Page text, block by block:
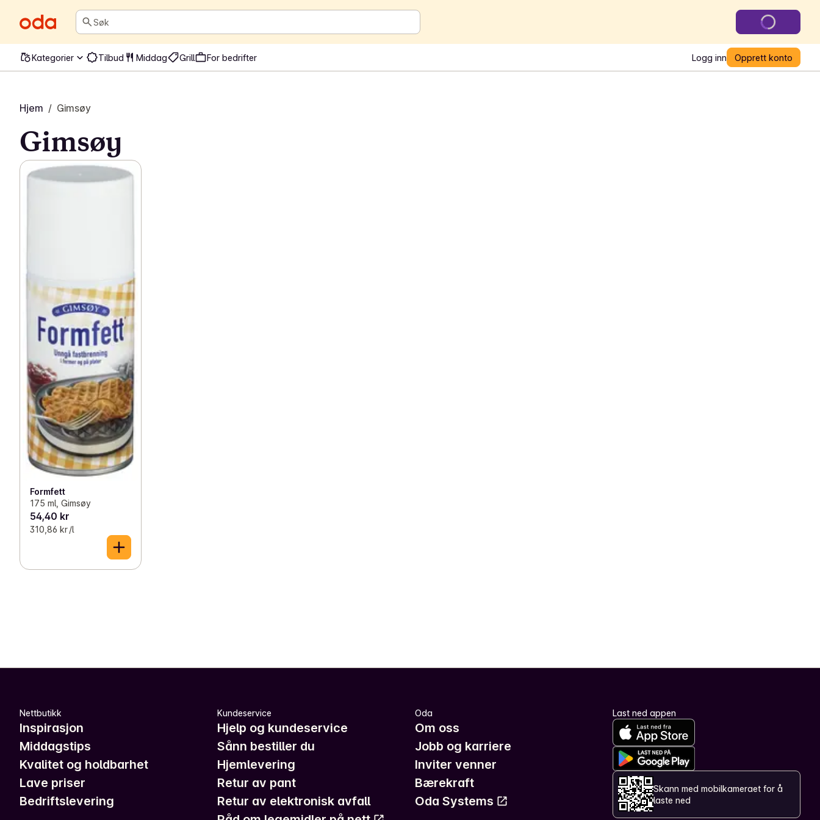
Søk
Kategorier Tilbud Middag Grill For bedrifter Logg inn Opprett konto
Hjem / Gimsøy
Gimsøy
Formfett
175 ml, Gimsøy
54,40 kr
310,86 kr /l
Nettbutikk
Inspirasjon
Middagstips
Kvalitet og holdbarhet
Lave priser
Bedriftslevering
Kundeservice
Hjelp og kundeservice
Sånn bestiller du
Hjemlevering
Retur av pant
Retur av elektronisk avfall
Oda
Om oss
Jobb og karriere
Inviter venner
Bærekraft
Oda Systems
Last ned appen
Skann med mobilkameraet for å
laste ned